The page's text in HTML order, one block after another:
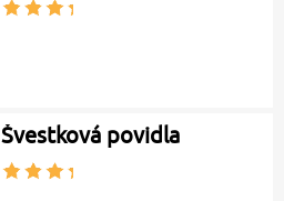
Švestková povidla